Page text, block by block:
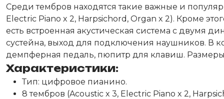
Среди тембров находятся такие важные и
Electric Piano x 2, Harpsichord, Organ x 2). Кроме
есть встроенная акустическая система с двумя
сустейна, выход для подключения наушников. В
демпферная педаль, пюпитр для клавиш. Размеры
Характеристики:
Тип: цифровое пианино.
8 тембров (Acoustic x 3, Electric Piano x 2,